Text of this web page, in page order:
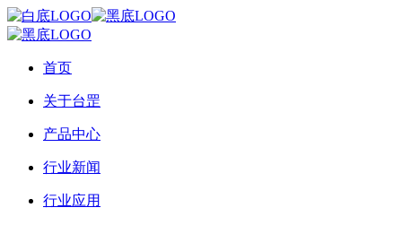
首页
关于台罡
产品中心
行业新闻
行业应用